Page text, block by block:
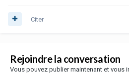
Citer
Rejoindre la conversation
Vous pouvez publier maintenant et vous